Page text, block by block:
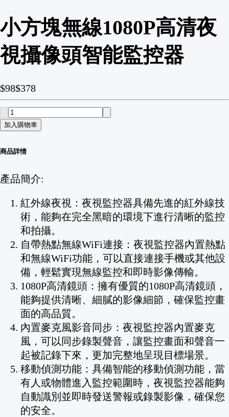
小方塊無線1080P高清夜
視攝像頭智能監控器
$98$378
加入購物車
商品詳情
產品簡介:
紅外線夜視：夜視監控器具備先進的紅外線技
術，能夠在完全黑暗的環境下進行清晰的監控
和拍攝。
自帶熱點無線WiFi連接：夜視監控器內置熱點
和無線WiFi功能，可以直接連接手機或其他設
備，輕鬆實現無線監控和即時影像傳輸。
1080P高清鏡頭：擁有優質的1080P高清鏡頭，
能夠提供清晰、細膩的影像細節，確保監控畫
面的高品質。
內置麥克風影音同步：夜視監控器內置麥克
風，可以同步錄製聲音，讓監控畫面和聲音一
起被記錄下來，更加完整地呈現目標場景。
移動偵測功能：具備智能的移動偵測功能，當
有人或物體進入監控範圍時，夜視監控器能夠
自動識別並即時發送警報或錄製影像，確保您
的安全。